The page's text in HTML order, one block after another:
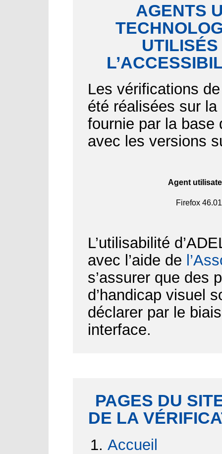
AGENTS
Les vérifications
été réalisées sur
fournie par la base
avec les versions
Agent
Firefox46.01
L’utilisabilité
avec l’aide de
s’assurer que des
d’handicap visuel
déclarer par le
interface.
PAGES DU
DE LA
Accueil